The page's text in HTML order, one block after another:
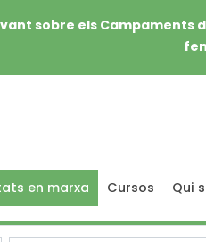
sobre els Campaments
en marxa Cursos Qui